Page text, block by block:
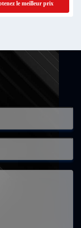
le meilleur prix